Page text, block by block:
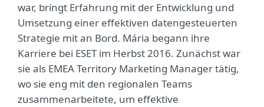
war, bringt Erfahrung mit der Entwicklung und
Umsetzung einer effektiven datengesteuerten
Strategie mit an Bord. Mária begann ihre
Karriere bei ESET im Herbst 2016. Zunächst war
sie als EMEA Territory Marketing Manager tätig,
wo sie eng mit den regionalen Teams
zusammenarbeitete, um effektive